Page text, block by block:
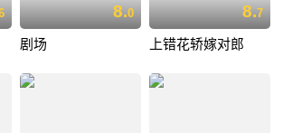
8.0
剧场
8.7
上错花轿嫁对郎